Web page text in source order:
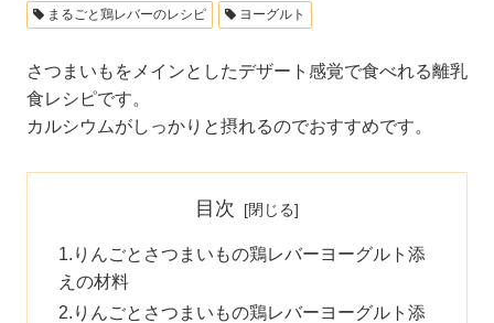
まるごと鶏レバーのレシピ ヨーグルト
さつまいもをメインとしたデザート感覚で食べれる離乳
食レシピです。
カルシウムがしっかりと摂れるのでおすすめです。
目次
りんごとさつまいもの鶏レバーヨーグルト添
えの材料
りんごとさつまいもの鶏レバーヨーグルト添